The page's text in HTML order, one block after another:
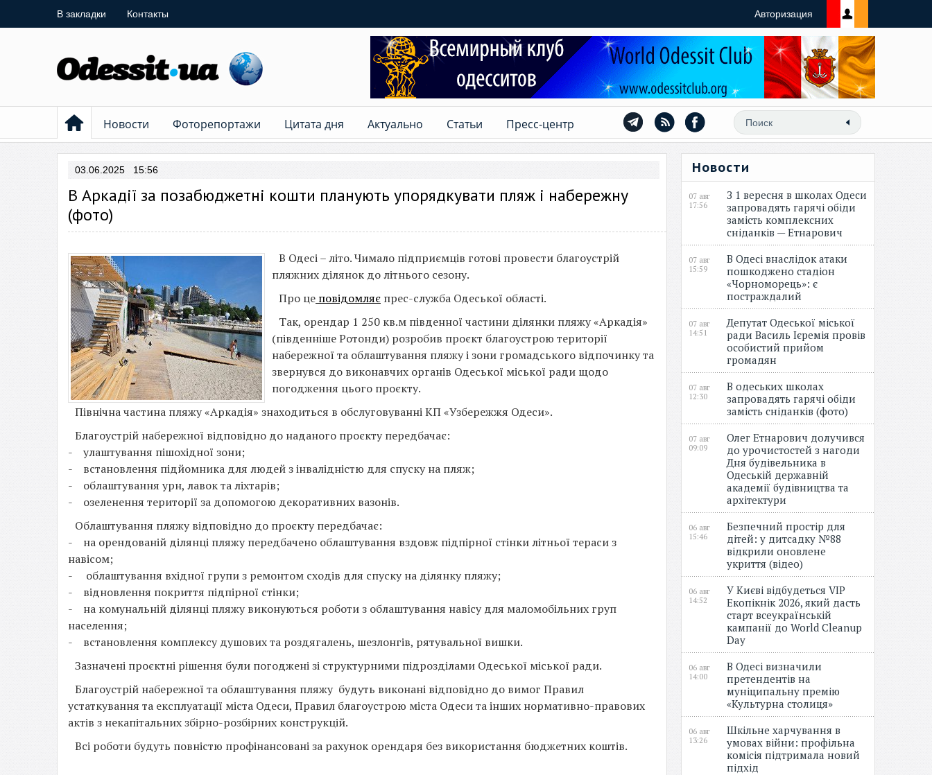
В закладки Контакты Авторизация
Новости Фоторепортажи Цитата дня Актуально Статьи Пресс-центр
03.06.2025 15:56
В Аркадії за позабюджетні кошти планують упорядкувати пляж і набережну
(фото)
В Одесі – літо. Чимало підприємців готові провести благоустрій
пляжних ділянок до літнього сезону.
Про це повідомляє прес-служба Одеської області.
Так, орендар 1 250 кв.м південної частини ділянки пляжу «Аркадія»
(південніше Ротонди) розробив проєкт благоустрою території
набережної та облаштування пляжу і зони громадського відпочинку та
звернувся до виконавчих органів Одеської міської ради щодо
погодження цього проєкту.
Північна частина пляжу «Аркадія» знаходиться в обслуговуванні КП «Узбережжя Одеси».
Благоустрій набережної відповідно до наданого проєкту передбачає:
- улаштування пішохідної зони;
- встановлення підйомника для людей з інвалідністю для спуску на пляж;
- облаштування урн, лавок та ліхтарів;
- озеленення території за допомогою декоративних вазонів.
Облаштування пляжу відповідно до проєкту передбачає:
- на орендованій ділянці пляжу передбачено облаштування вздовж підпірної стінки літньої тераси з
навісом;
- облаштування вхідної групи з ремонтом сходів для спуску на ділянку пляжу;
- відновлення покриття підпірної стінки;
- на комунальній ділянці пляжу виконуються роботи з облаштування навісу для маломобільних груп
населення;
- встановлення комплексу душових та роздягалень, шезлонгів, рятувальної вишки.
Зазначені проєктні рішення були погоджені зі структурними підрозділами Одеської міської ради.
Благоустрій набережної та облаштування пляжу будуть виконані відповідно до вимог Правил
устаткування та експлуатації міста Одеси, Правил благоустрою міста Одеси та інших нормативно-правових
актів з некапітальних збірно-розбірних конструкцій.
Всі роботи будуть повністю профінансовані за рахунок орендаря без використання бюджетних коштів.
Новости
07 авг
17:56
З 1 вересня в школах Одеси
запровадять гарячі обіди
замість комплексних
сніданків — Етнарович
07 авг
15:59
В Одесі внаслідок атаки
пошкоджено стадіон
«Чорноморець»: є
постраждалий
07 авг
14:51
Депутат Одеської міської
ради Василь Ієремія провів
особистий прийом
громадян
07 авг
12:30
В одеських школах
запровадять гарячі обіди
замість сніданків (фото)
07 авг
09:09
Олег Етнарович долучився
до урочистостей з нагоди
Дня будівельника в
Одеській державній
академії будівництва та
архітектури
06 авг
15:46
Безпечний простір для
дітей: у дитсадку №88
відкрили оновлене
укриття (відео)
06 авг
14:52
У Києві відбудеться VIP
Екопікнік 2026, який дасть
старт всеукраїнській
кампанії до World Cleanup
Day
06 авг
14:00
В Одесі визначили
претендентів на
муніципальну премію
«Культурна столиця»
06 авг
13:26
Шкільне харчування в
умовах війни: профільна
комісія підтримала новий
підхід